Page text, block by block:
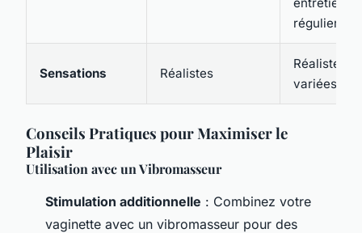
régulier
Sensations Réalistes
Réalistes,
variées
Conseils Pratiques pour Maximiser le
Plaisir
Utilisation avec un Vibromasseur
Stimulation additionnelle : Combinez votre
vaginette avec un vibromasseur pour des